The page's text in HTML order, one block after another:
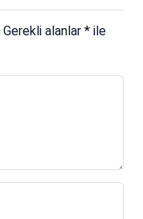
Gerekli alanlar * ile